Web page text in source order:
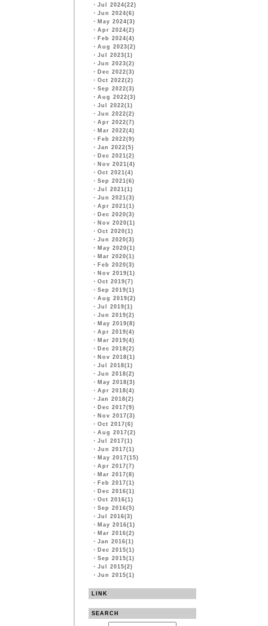
・ Jul 2024(22)
・ Jun 2024(6)
・ May 2024(3)
・ Apr 2024(2)
・ Feb 2024(4)
・ Aug 2023(2)
・ Jul 2023(1)
・ Jun 2023(2)
・ Dec 2022(3)
・ Oct 2022(2)
・ Sep 2022(3)
・ Aug 2022(3)
・ Jul 2022(1)
・ Jun 2022(2)
・ Apr 2022(7)
・ Mar 2022(4)
・ Feb 2022(9)
・ Jan 2022(5)
・ Dec 2021(2)
・ Nov 2021(4)
・ Oct 2021(4)
・ Sep 2021(6)
・ Jul 2021(1)
・ Jun 2021(3)
・ Apr 2021(1)
・ Dec 2020(3)
・ Nov 2020(1)
・ Oct 2020(1)
・ Jun 2020(3)
・ May 2020(1)
・ Mar 2020(1)
・ Feb 2020(3)
・ Nov 2019(1)
・ Oct 2019(7)
・ Sep 2019(1)
・ Aug 2019(2)
・ Jul 2019(1)
・ Jun 2019(2)
・ May 2019(8)
・ Apr 2019(4)
・ Mar 2019(4)
・ Dec 2018(2)
・ Nov 2018(1)
・ Jul 2018(1)
・ Jun 2018(2)
・ May 2018(3)
・ Apr 2018(4)
・ Jan 2018(2)
・ Dec 2017(9)
・ Nov 2017(3)
・ Oct 2017(6)
・ Aug 2017(2)
・ Jul 2017(1)
・ Jun 2017(1)
・ May 2017(15)
・ Apr 2017(7)
・ Mar 2017(8)
・ Feb 2017(1)
・ Dec 2016(1)
・ Oct 2016(1)
・ Sep 2016(5)
・ Jul 2016(3)
・ May 2016(1)
・ Mar 2016(2)
・ Jan 2016(1)
・ Dec 2015(1)
・ Sep 2015(1)
・ Jul 2015(2)
・ Jun 2015(1)
LINK
SEARCH